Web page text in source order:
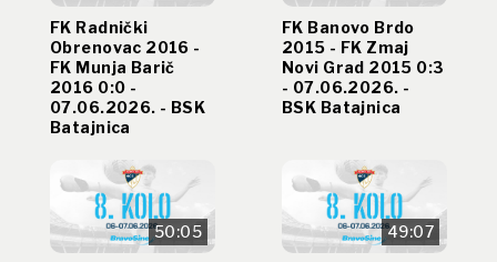
FK Radnički
Obrenovac 2016 -
FK Munja Barič
2016 0:0 -
07.06.2026. - BSK
Batajnica
FK Banovo Brdo
2015 - FK Zmaj
Novi Grad 2015 0:3
- 07.06.2026. -
BSK Batajnica
50:05 49:07